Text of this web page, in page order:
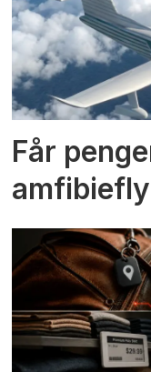
Får
amfibiefly